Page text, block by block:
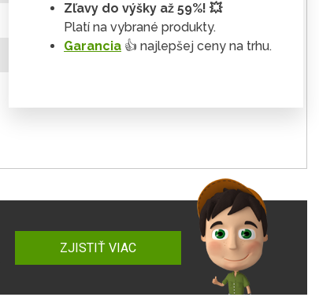
ZJISTIŤ VIAC
Zľavy do výšky až 59%! 💥
Platí na vybrané produkty.
Garancia 👍 najlepšej ceny na trhu.